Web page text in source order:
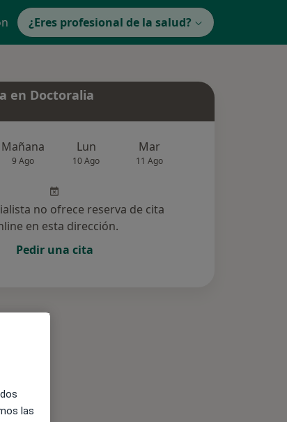
¿Eres profesional de la salud?
en Doctoralia
Mañana
9 Ago
Lun
10 Ago
Mar
11 Ago
no ofrece reserva de cita
en esta dirección.
Pedir una cita
las